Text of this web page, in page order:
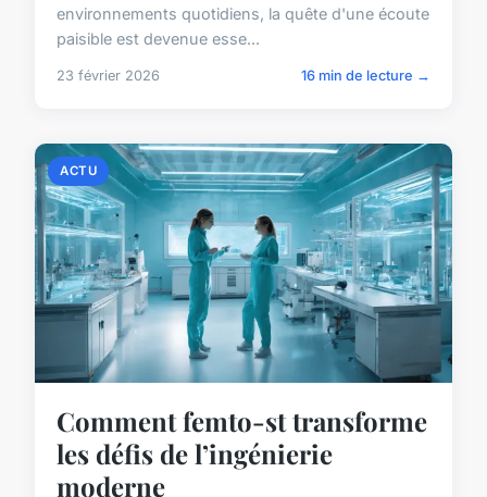
environnements quotidiens, la quête d'une écoute
paisible est devenue esse...
23 février 2026 16 min de lecture →
ACTU
Comment femto-st transforme
les défis de l’ingénierie
moderne